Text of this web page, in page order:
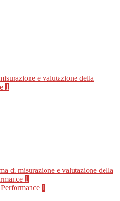
e valutazione della
1
di misurazione e valutazione della
1
1